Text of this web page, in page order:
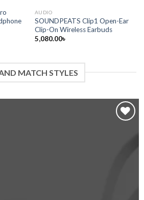
AUDIO
SOUNDPEATS Clip1 Open-Ear
Clip-On Wireless Earbuds
5,080.00৳
MATCH STYLES